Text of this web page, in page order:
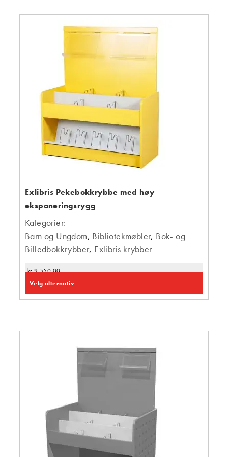
Exlibris Pekebokkrybbe med høy
eksponeringsrygg
Kategorier:
Barn og Ungdom, Bibliotekmøbler, Bok- og
Billedbokkrybber, Exlibris krybber
kr9 550,00
Velg alternativ